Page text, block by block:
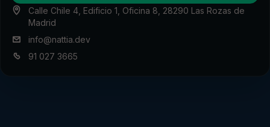
Calle Chile 4, Edificio 1, Oficina 8, 28290 Las Rozas de
Madrid
info@nattia.dev
91 027 3665